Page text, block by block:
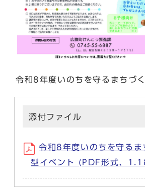
令和8年度いのちを守るまちづ
添付ファイル
令和8年度いのちを守るま
型イベント (PDF形式、